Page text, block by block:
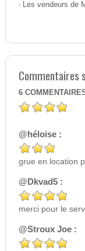
- Les vendeurs de
Commentaires
6
@héloise :
grue en location
@Dkvad5 :
merci pour le
@Stroux Joe :